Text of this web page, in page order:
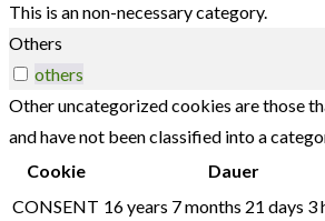
This is an non-necessary category.
Others
others
Other uncategorized cookies are those
and have not been classified into a
Cookie
Dauer
CONSENT 16 years 7 months 21 days 3